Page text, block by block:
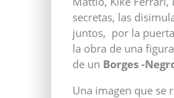
secretas, las
juntos, por la
la obra de una
de un Borges -
Una imagen que se